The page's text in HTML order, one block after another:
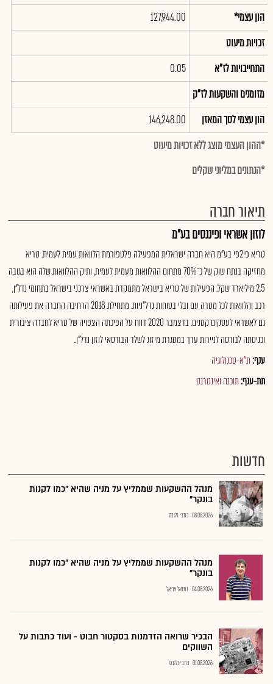
הון עצמי*
127,944.00
זכויות מיעוט
התחייבויות לז"א
0.05
מזומנים והשקעות לז"ק
הון עצמי לסך המאזן
146,248.00
*ההון העצמי מוצג ללא זכויות מיעוט
*הנתונים במליוני שקלים
תיאור חברה
לוזון אשראי ופיננסים בע"מ
טריא פי2פי בע"מ היא חברה ישראלית המפעילה פלטפורמת הלוואות עמית לעמית. טריא
מחזיקה בנתח שוק של כ־70% מתחום ההלוואות מעמית לעמית, ותיק ההלוואות שלה הוא בגובה
2.5 מיליארד שקל. הפעילות של טריא בישראל מתמקדת באשראי צרכני בישראל בתחומי נדל"ן,
רכב והלוואות לכל מטרה עם ובלי בטוחות נדל"ניות. מתחילת 2018 הרחיבה החברה את פעילותה
גם לאשראי לעסקים קטנים. בדצמבר 2020 דווח על הפיכתה הצפויה של טריא לחברה ציבורית
וכניסתה לבורסה לניירות ערך במסגרת מיזוג לשלד הבורסאי לוזון נדל"ן..
ענף:ת"א-טכנולוגיה
תת-ענף:תוכנה ואינטרנט
חדשות
מנהל ההשקעות שממליץ על מניה שהיא "כמו לקנות
בונקר"
08.08.2026 כתבי גלובס
מנהל ההשקעות שממליץ על מניה שהיא "כמו לקנות
בונקר"
04.08.2026 נתנאל אריאל
הבכיר שרואה הזדמנות בסקטור חבוט - ועוד כתבות על
השווקים
01.08.2026 כתבי גלובס